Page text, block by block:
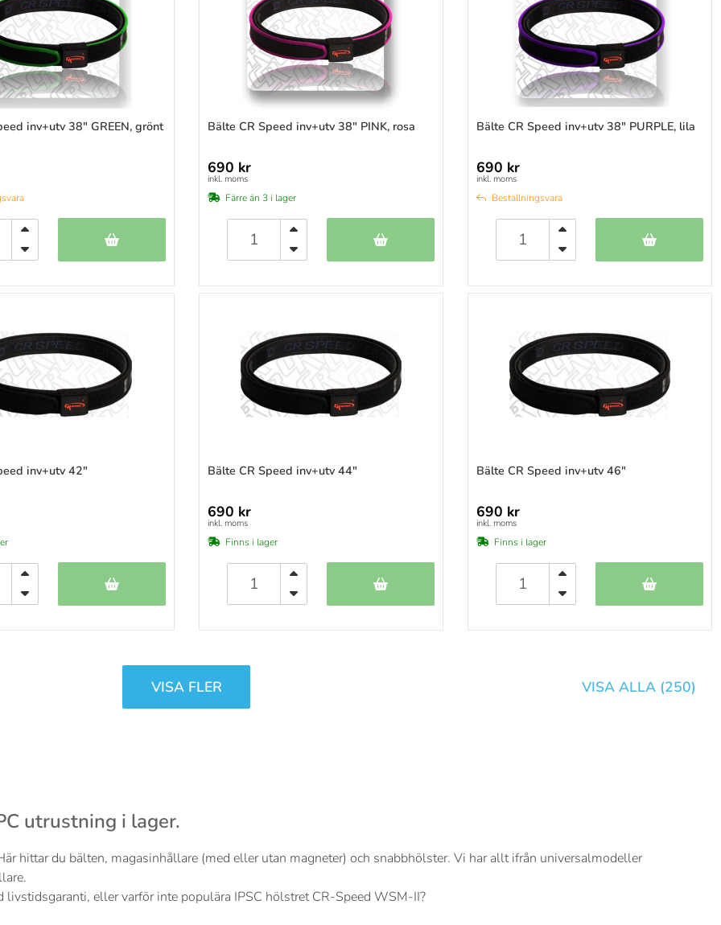
inv+utv 38" GREEN, grönt Bälte CR Speed inv+utv 38" PINK, rosa
690 kr
inkl. moms
Färre än 3 i lager
Bälte CR Speed inv+utv 38" PURPLE, lila
690 kr
inkl. moms
Beställningsvara
inv+utv 42" Bälte CR Speed inv+utv 44"
690 kr
inkl. moms
Finns i lager
Bälte CR Speed inv+utv 46"
690 kr
inkl. moms
Finns i lager
VISA FLER VISA ALLA (250)
utrustning i lager.
hittar du bälten, magasinhållare (med eller utan magneter) och snabbhölster. Vi har allt ifrån universalmodeller
livstidsgaranti, eller varför inte populära IPSC hölstret CR-Speed WSM-II?